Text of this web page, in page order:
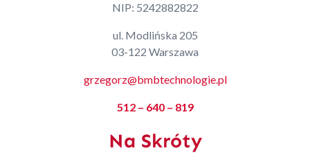
NIP: 5242882822
ul. Modlińska 205
03-122 Warszawa
grzegorz@bmbtechnologie.pl
512 – 640 – 819
Na Skróty